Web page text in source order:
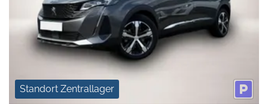
Standort Zentrallager